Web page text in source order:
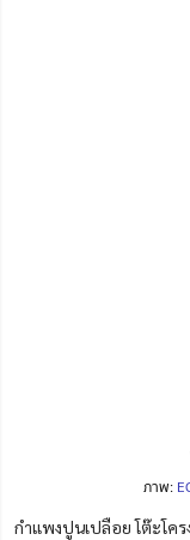
ภาพ:
กำแพงปูนเปลือย โต๊ะโค